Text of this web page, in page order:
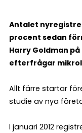
Antalet
procent sedan
Harry Goldman
efterfrågar
Allt färre startar
studie av nya
I januari 2012